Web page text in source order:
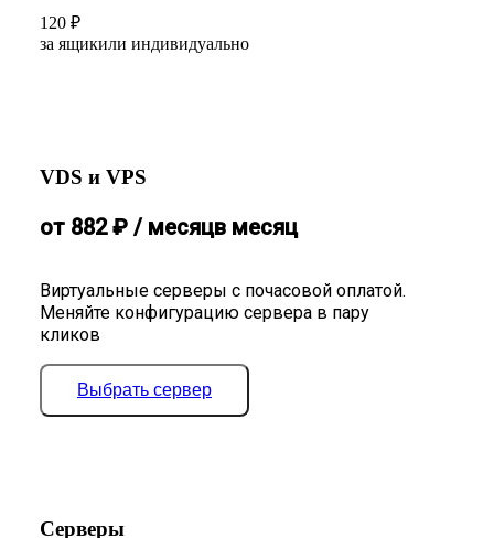
120 ₽
за ящикили индивидуально
VDS и VPS
Виртуальные серверы с почасовой оплатой.
Меняйте конфигурацию сервера в пару
кликов
от 882₽ / месяцв месяц
Выбрать сервер
Серверы